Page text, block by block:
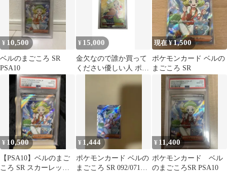
¥ 10,500
ベルのまごころ SR
PSA10
¥ 15,000
金欠なので誰か買って
ください優しい人 ポケ
現在 ¥1,500
ポケモンカード ベルの
まごころ SR
¥ 10,500
【PSA10】ベルのまご
ころ SR スカーレット&
¥ 1,444
ポケモンカード ベルの
まごころ SR 092/071
¥ 11,400
ポケモンカード ベル
のまごころSR PSA10